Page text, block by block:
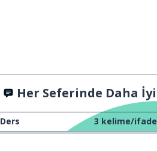
Her Seferinde Daha İyi
Ders 3 kelime/ifade